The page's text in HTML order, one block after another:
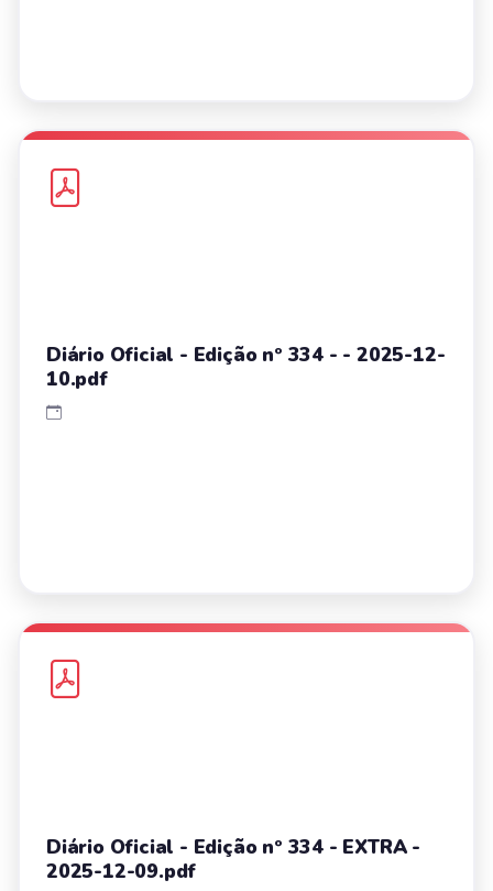
Diário Oficial - Edição nº 334 - - 2025-12-
10.pdf
Diário Oficial - Edição nº 334 - EXTRA -
2025-12-09.pdf